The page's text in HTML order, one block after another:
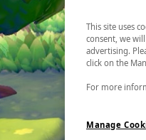
This site uses
consent, we
advertising.
click on the
For more
Manage